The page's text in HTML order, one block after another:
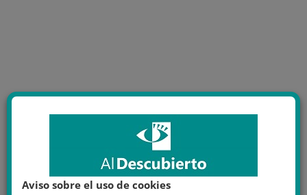
Aviso sobre el uso de cookies